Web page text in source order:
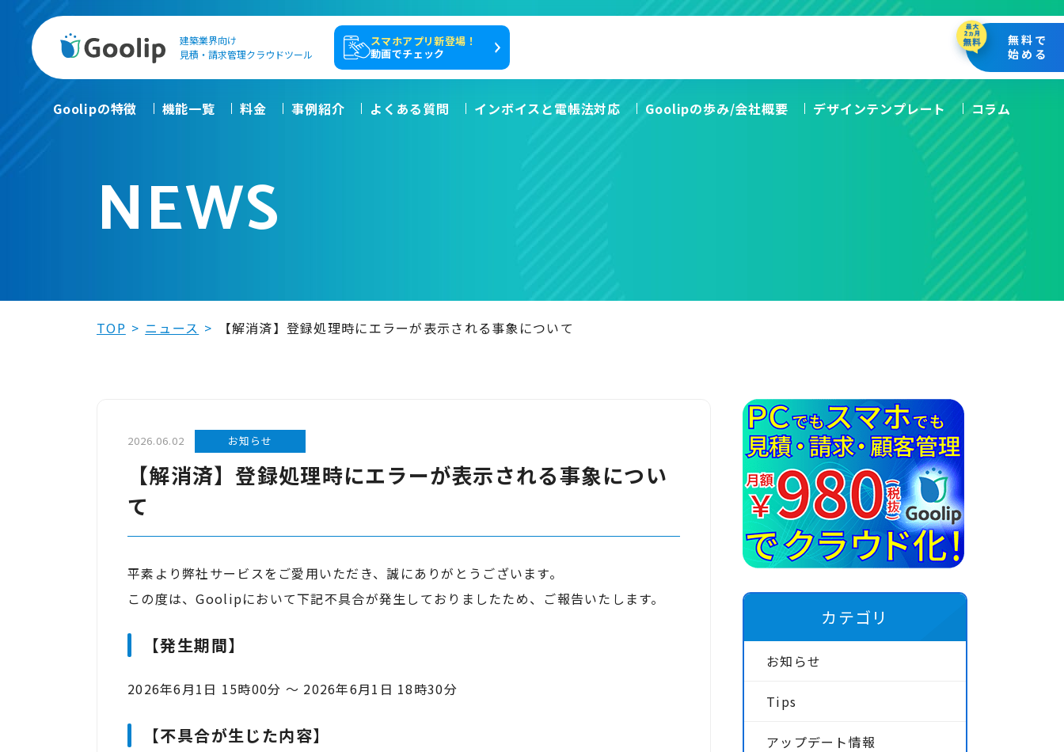
建築業界向け
見積・請求管理クラウドツール
スマホアプリ新登場！
動画でチェック
無料で
始める
Goolipの特徴 機能一覧 料金 事例紹介 よくある質問 インボイスと電帳法対応 Goolipの歩み/会社概要 デザインテンプレート コラム
NEWS
TOP ニュース 【解消済】登録処理時にエラーが表示される事象について
2026.06.02 お知らせ
【解消済】登録処理時にエラーが表示される事象につい
て
平素より弊社サービスをご愛用いただき、誠にありがとうございます。
この度は、Goolipにおいて下記不具合が発生しておりましたため、ご報告いたします。
【発生期間】
2026年6月1日 15時00分 ～ 2026年6月1日 18時30分
【不具合が生じた内容】
カテゴリ
お知らせ
Tips
アップデート情報